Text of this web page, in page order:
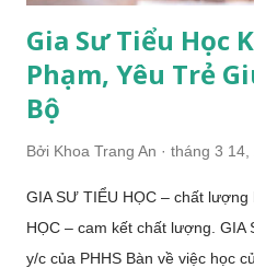
Gia Sư Tiểu Học
Phạm, Yêu Trẻ
Bộ
Bởi Khoa Trang An tháng 3 14,
GIA SƯ TIỂU HỌC – chất
HỌC – cam kết chất lượng. GIA
y/c của PHHS Bàn về việc học